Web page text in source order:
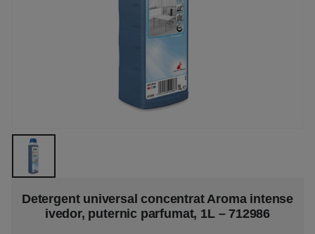
Detergent universal concentrat Aroma intense
ivedor, puternic parfumat, 1L – 712986